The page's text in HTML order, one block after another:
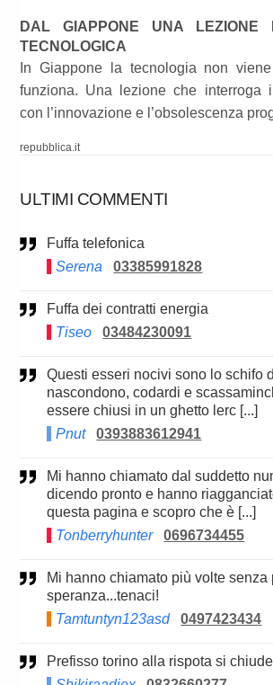
DAL GIAPPONE UNA LEZIONE
TECNOLOGICA
In Giappone la tecnologia non
funziona. Una lezione che interroga
con l’innovazione e l’obsolescenza
repubblica.it
ULTIMI COMMENTI
Fuffa telefonica
Serena
03385991828
Fuffa dei contratti energia
Tiseo
03484230091
Questi esseri nocivi sono lo schifo della società. Si
nascondono, codardi e
essere chiusi in un ghetto lerc [...]
Pnut
0393883612941
Mi hanno chiamato dal suddetto numero. Ho risposto
dicendo pronto e hanno
questa pagina e scopro che è [...]
Tonberryhunter
0696734455
Mi hanno chiamato più volte senza perdere la
speranza...tenaci!
Tamtuntyn123asd
0497423434
Prefisso torino alla rispota si